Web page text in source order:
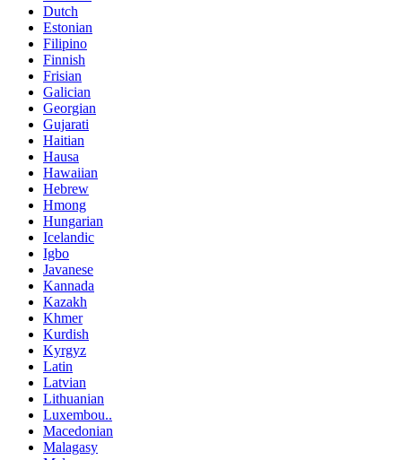
Dutch
Estonian
Filipino
Finnish
Frisian
Galician
Georgian
Gujarati
Haitian
Hausa
Hawaiian
Hebrew
Hmong
Hungarian
Icelandic
Igbo
Javanese
Kannada
Kazakh
Khmer
Kurdish
Kyrgyz
Latin
Latvian
Lithuanian
Luxembou..
Macedonian
Malagasy